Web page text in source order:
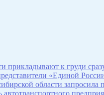
прикладывают к груди
«Единой
области запросила